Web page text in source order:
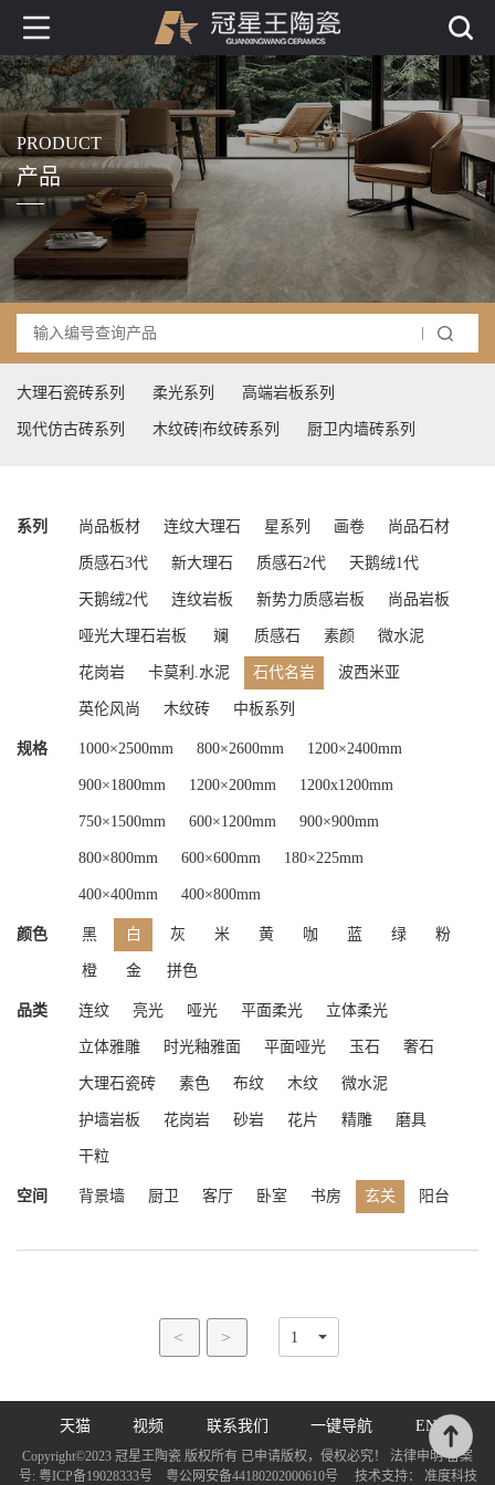
PRODUCT
产品
大理石瓷砖系列 柔光系列 高端岩板系列
现代仿古砖系列 木纹砖|布纹砖系列 厨卫内墙砖系列
系列 尚品板材 连纹大理石 星系列 画卷 尚品石材
质感石3代 新大理石 质感石2代 天鹅绒1代
天鹅绒2代 连纹岩板 新势力质感岩板 尚品岩板
哑光大理石岩板 斓 质感石 素颜 微水泥
花岗岩 卡莫利.水泥 石代名岩 波西米亚
英伦风尚 木纹砖 中板系列
规格 1000×2500mm 800×2600mm 1200×2400mm
900×1800mm 1200×200mm 1200x1200mm
750×1500mm 600×1200mm 900×900mm
800×800mm 600×600mm 180×225mm
400×400mm 400×800mm
颜色 黑 白 灰 米 黄 咖 蓝 绿 粉
橙 金 拼色
品类 连纹 亮光 哑光 平面柔光 立体柔光
立体雅雕 时光釉雅面 平面哑光 玉石 奢石
大理石瓷砖 素色 布纹 木纹 微水泥
护墙岩板 花岗岩 砂岩 花片 精雕 磨具
干粒
空间 背景墙 厨卫 客厅 卧室 书房 玄关 阳台
< >
天猫 视频 联系我们 一键导航 EN
Copyright©2023 冠星王陶瓷 版权所有 已申请版权，侵权必究！ 法律申明 备案
号:粤ICP备19028333号 粤公网安备44180202000610号 技术支持： 准度科技